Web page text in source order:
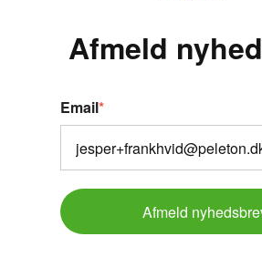
Afmeld
Email*
Afmeld